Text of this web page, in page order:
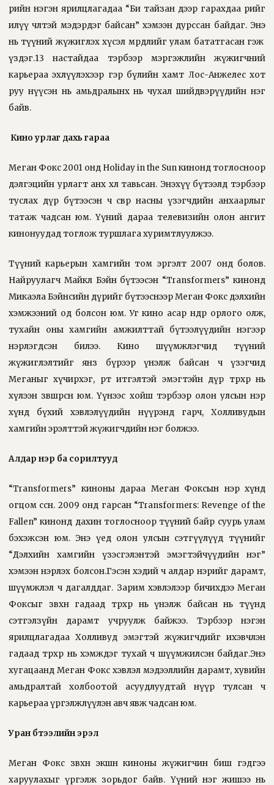
өөрийн нэгэн ярилцлагадаа “Би тайзан дээр гарахдаа өөрийгөө
илүү чөлөөтэй мэдэрдэг байсан” хэмээн дурссан байдаг. Энэ
нь түүний жүжиглэх хүсэл мөрөөдлийг улам бататгасан гэж
үздэг.13 настайдаа тэрбээр мэргэжлийн жүжигчний
карьераа эхлүүлэхээр гэр бүлийн хамт Лос-Анжелес хот
руу нүүсэн нь амьдралынх нь чухал шийдвэрүүдийн нэг
байв.
Кино урлаг дахь гараа
Меган Фокс 2001 онд Holiday in the Sun кинонд тоглосноор
дэлгэцийн урлагт анх хөл тавьсан. Энэхүү бүтээлд тэрбээр
туслах дүр бүтээсэн ч өсвөр насны үзэгчдийн анхаарлыг
татаж чадсан юм. Үүний дараа телевизийн олон ангит
кинонуудад тоглож туршлага хуримтлуулжээ.
Түүний карьерын хамгийн том эргэлт 2007 онд болов.
Найруулагч Майкл Бэйн бүтээсэн “Transformers” кинонд
Микаэла Бэйнсийн дүрийг бүтээснээр Меган Фокс дэлхийн
хэмжээний од болсон юм. Уг кино асар өндөр орлого олж,
тухайн оны хамгийн амжилттай бүтээлүүдийн нэгээр
нэрлэгдсэн билээ. Кино шүүмжлэгчид түүний
жүжиглэлтийг янз бүрээр үнэлж байсан ч үзэгчид
Меганыг хүчирхэг, өөртөө итгэлтэй эмэгтэйн дүр төрхөөр нь
хүлээн зөвшөөрсөн юм. Үүнээс хойш тэрбээр олон улсын нэр
хүнд бүхий хэвлэлүүдийн нүүрэнд гарч, Холливудын
хамгийн эрэлттэй жүжигчдийн нэг болжээ.
Алдар нэр ба сорилтууд
“Transformers” киноны дараа Меган Фоксын нэр хүнд
огцом өссөн. 2009 онд гарсан “Transformers: Revenge of the
Fallen” кинонд дахин тоглосноор түүний байр суурь улам
бэхэжсэн юм. Энэ үед олон улсын сэтгүүлүүд түүнийг
“Дэлхийн хамгийн үзэсгэлэнтэй эмэгтэйчүүдийн нэг”
хэмээн нэрлэх болсон.Гэсэн хэдий ч алдар нэрийг дарамт,
шүүмжлэл ч дагалддаг. Зарим хэвлэлээр бичихдээ Меган
Фоксыг зөвхөн гадаад төрхөөр нь үнэлж байсан нь түүнд
сэтгэлзүйн дарамт учруулж байжээ. Тэрбээр нэгэн
ярилцлагадаа Холливуд эмэгтэй жүжигчдийг ихэвчлэн
гадаад төрхөөр нь хэмждэг тухай ч шүүмжилсэн байдаг.Энэ
хугацаанд Меган Фокс хэвлэл мэдээллийн дарамт, хувийн
амьдралтай холбоотой асуудлуудтай нүүр тулсан ч
карьераа үргэлжлүүлэн авч явж чадсан юм.
Уран бүтээлийн эрэл
Меган Фокс зөвхөн экшн киноны жүжигчин биш гэдгээ
харуулахыг үргэлж зорьдог байв. Үүний нэг жишээ нь